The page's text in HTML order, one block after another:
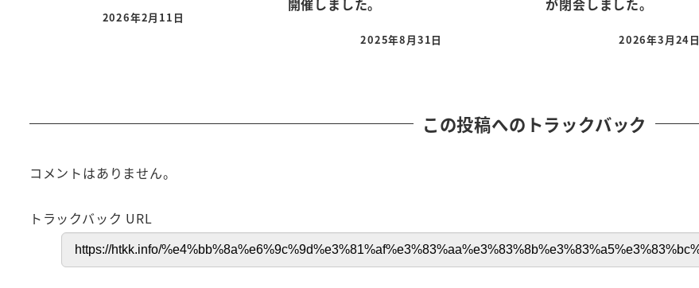
投稿日
2026年2月11日
投稿日
2025年8月31日
投稿日
2026年3月24日
この投稿へのトラックバック
コメントはありません。
トラックバック URL